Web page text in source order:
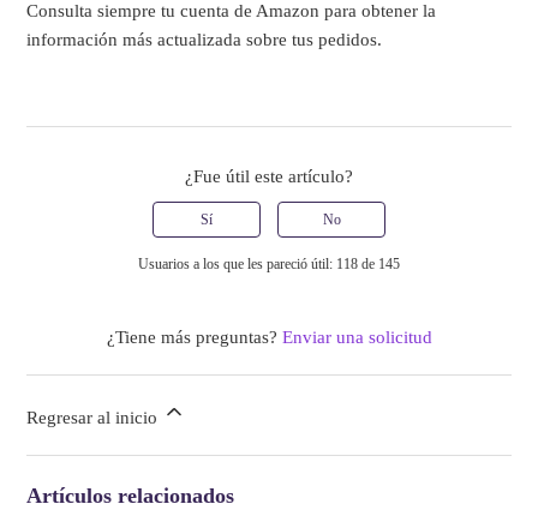
Consulta siempre tu cuenta de Amazon para obtener la
información más actualizada sobre tus pedidos.
¿Fue útil este artículo?
Sí No
Usuarios a los que les pareció útil: 118 de 145
¿Tiene más preguntas? Enviar una solicitud
Regresar al inicio
Artículos relacionados